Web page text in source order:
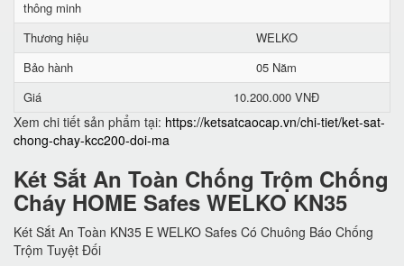
thông minh
Thương hiệu
WELKO
Bảo hành
05 Năm
Giá
10.200.000 VNĐ
Xem chi tiết sản phẩm tại: https://ketsatcaocap.vn/chi-tiet/ket-sat-
chong-chay-kcc200-doi-ma
Két Sắt An Toàn Chống Trộm Chống
Cháy HOME Safes WELKO KN35
Két Sắt An Toàn KN35 E WELKO Safes Có Chuông Báo Chống
Trộm Tuyệt Đối